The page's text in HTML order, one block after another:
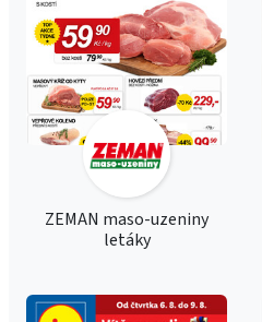
ZEMAN maso-uzeniny
letáky